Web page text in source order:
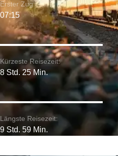
Kürzeste Reisezeit:
8 Std. 25 Min.
Erster Zug:
07:15
Längste Reisezeit:
9 Std. 59 Min.